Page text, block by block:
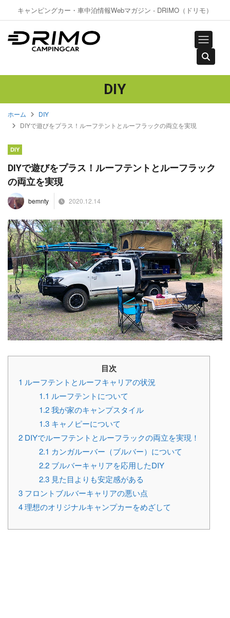
キャンピングカー・車中泊情報Webマガジン - DRIMO（ドリモ）
DIY
ホーム
DIY
DIYで遊びをプラス！ルーフテントとルーフラックの両立を実現
DIY
DIYで遊びをプラス！ルーフテントとルーフラック
の両立を実現
bemnty 2020.12.14
目次
1 ルーフテントとルーフキャリアの状況
1.1 ルーフテントについて
1.2我が家のキャンプスタイル
1.3 キャノピーについて
2 DIYでルーフテントとルーフラックの両立を実現！
2.1 カンガルーバー（ブルバー）について
2.2 ブルバーキャリアを応用したDIY
2.3 見た目よりも安定感がある
3 フロントブルバーキャリアの悪い点
4理想のオリジナルキャンプカーをめざして